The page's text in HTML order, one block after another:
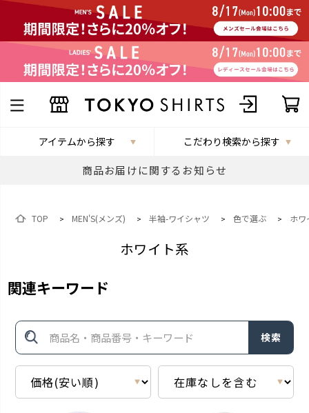
アイテムから探す こだわり検索から探す
商品お届けに関するお知らせ
TOP > MEN'S(メンズ) > 半袖-ワイシャツ > 色で選ぶ > ホワ
ホワイト系
関連キーワード
検索